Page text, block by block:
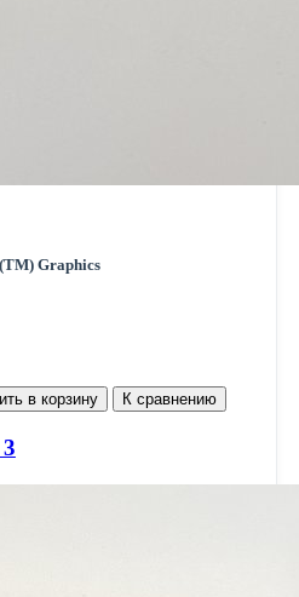
Graphics
в корзину К сравнению